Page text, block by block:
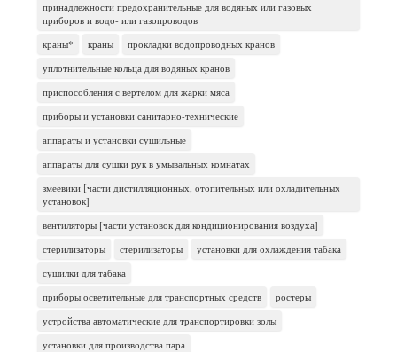
принадлежности предохранительные для водяных или газовых
приборов и водо- или газопроводов
краны*
краны
прокладки водопроводных кранов
уплотнительные кольца для водяных кранов
приспособления с вертелом для жарки мяса
приборы и установки санитарно-технические
аппараты и установки сушильные
аппараты для сушки рук в умывальных комнатах
змеевики [части дистилляционных, отопительных или охладительных
установок]
вентиляторы [части установок для кондиционирования воздуха]
стерилизаторы
стерилизаторы
установки для охлаждения табака
сушилки для табака
приборы осветительные для транспортных средств
ростеры
устройства автоматические для транспортировки золы
установки для производства пара